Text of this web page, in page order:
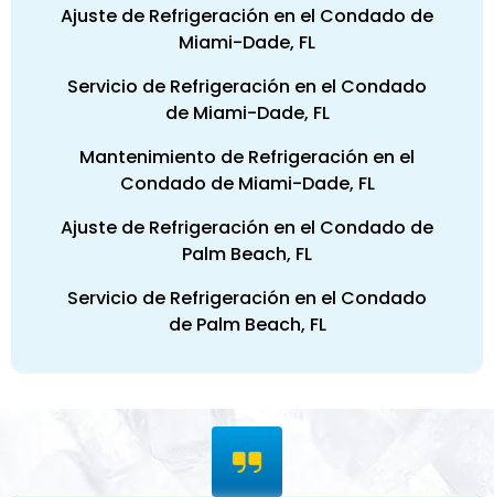
Ajuste de Refrigeración en el Condado de
Miami-Dade, FL
Servicio de Refrigeración en el Condado
de Miami-Dade, FL
Mantenimiento de Refrigeración en el
Condado de Miami-Dade, FL
Ajuste de Refrigeración en el Condado de
Palm Beach, FL
Servicio de Refrigeración en el Condado
de Palm Beach, FL